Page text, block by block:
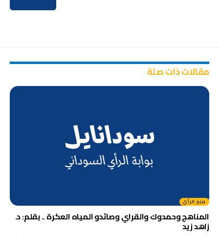
مقالات ذات صلة
منبر الرأي
المناهج وحمدوك والقراي وصائدو المياه العكرة .. بقلم: د.
زاهد زيد